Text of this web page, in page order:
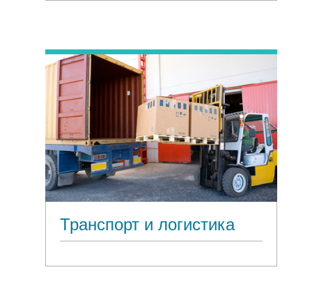
Транспорт и логистика